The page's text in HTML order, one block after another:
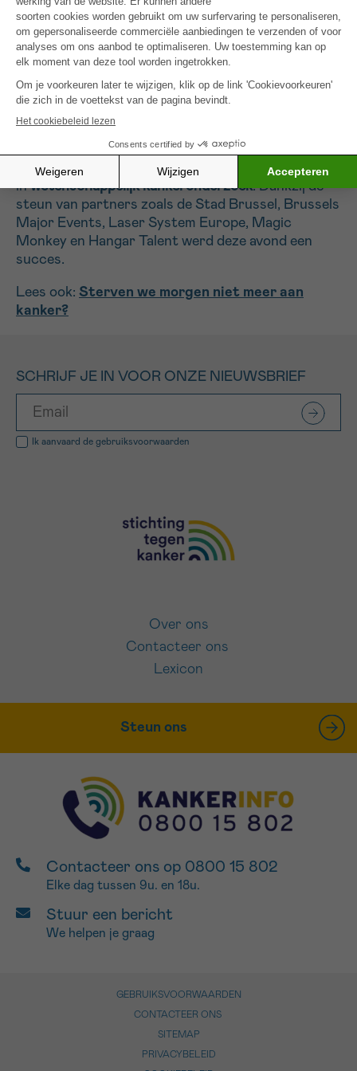
Herbeleef deze prachtige avond ook aan de hand
van onderstaande foto’s:
Samen van Hoop naar Overwinning
Dit event op Wereldkankerdag herinnerde ons
eraan hoe belangrijk het is om te blijven investeren
inwetenschappelijk kankeronderzoek. Dankzij de
steun van partners zoals de Stad Brussel, Brussels
Major Events, Laser System Europe, Magic
Monkey en Hangar Talent werd deze avond een
succes.
Lees ook: Sterven we morgen niet meer aan
kanker?
SCHRIJF JE IN VOOR ONZE NIEUWSBRIEF
Ik aanvaard de gebruiksvoorwaarden
Over ons
Contacteer ons
Lexicon
Steun ons
Contacteer ons op 0800 15 802
Elke dag tussen 9u. en 18u.
Stuur een bericht
We helpen je graag
GEBRUIKSVOORWAARDEN
CONTACTEER ONS
SITEMAP
PRIVACYBELEID